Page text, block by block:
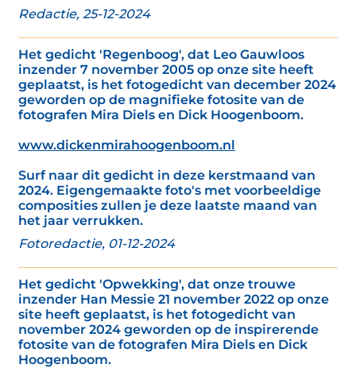
Redactie, 25-12-2024
Het gedicht 'Regenboog', dat Leo Gauwloos
inzender 7 november 2005 op onze site heeft
geplaatst, is het fotogedicht van december 2024
geworden op de magnifieke fotosite van de
fotografen Mira Diels en Dick Hoogenboom.
www.dickenmirahoogenboom.nl
Surf naar dit gedicht in deze kerstmaand van
2024. Eigengemaakte foto's met voorbeeldige
composities zullen je deze laatste maand van
het jaar verrukken.
Fotoredactie, 01-12-2024
Het gedicht 'Opwekking', dat onze trouwe
inzender Han Messie 21 november 2022 op onze
site heeft geplaatst, is het fotogedicht van
november 2024 geworden op de inspirerende
fotosite van de fotografen Mira Diels en Dick
Hoogenboom.